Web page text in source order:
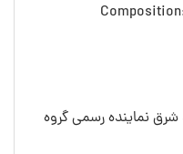
شرق نماینده رسمی گروه